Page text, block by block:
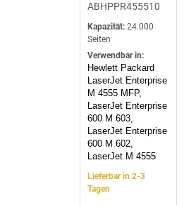
ABHPPR455510
Kapazität: 24.000
Seiten
Verwendbar in:
Hewlett Packard
LaserJet Enterprise
M 4555 MFP,
LaserJet Enterprise
600 M 603,
LaserJet Enterprise
600 M 602,
LaserJet M 4555
Lieferbar in 2-3
Tagen